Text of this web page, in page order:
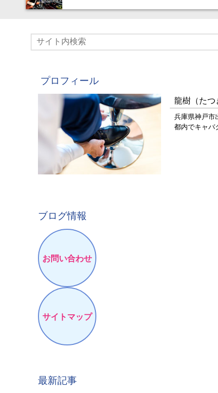
プロフィール
龍樹（たつ
兵庫県神戸市
都内でキャバ
ブログ情報
お問い合わせ
サイトマップ
最新記事